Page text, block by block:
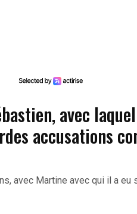
avec
accusations
avec Martine avec qui il a